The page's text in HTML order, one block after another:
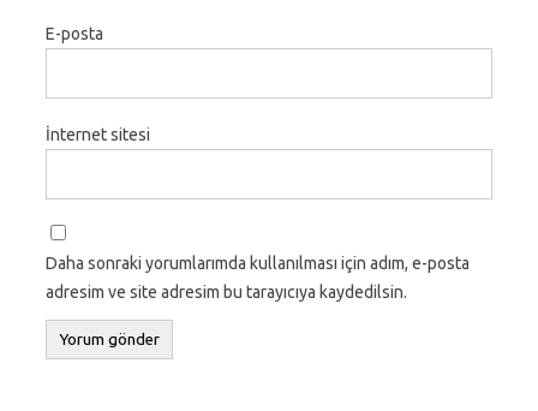
E-posta
İnternet sitesi
Daha sonraki yorumlarımda kullanılması için adım, e-posta
adresim ve site adresim bu tarayıcıya kaydedilsin.